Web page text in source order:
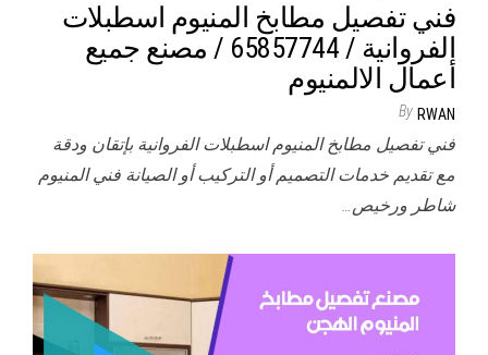
فني تفصيل مطابخ المنيوم اسطبلات
الفروانية / 65857744 / مصنع جميع
أعمال الالمنيوم
By RWAN
فني تفصيل مطابخ المنيوم اسطبلات الفروانية بإتقان ودقة
مع تقديم خدمات التصميم أو التركيب أو الصيانة فني المنيوم
شاطر ورخيص…